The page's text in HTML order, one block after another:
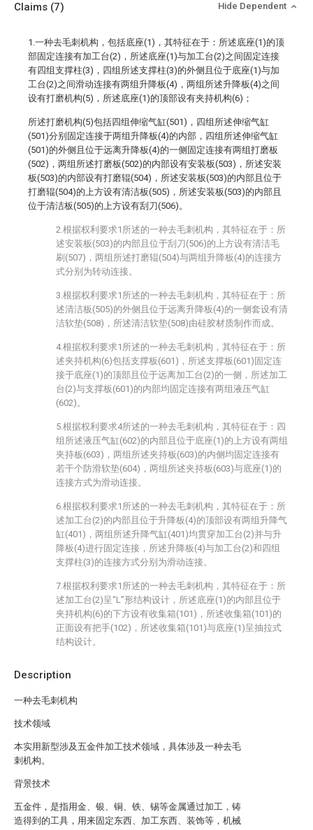
Description
一种去毛刺机构
技术领域
本实用新型涉及五金件加工技术领域，具体涉及一种去毛
刺机构。
背景技术
五金件，是指用金、银、铜、铁、锡等金属通过加工，铸
造得到的工具，用来固定东西、加工东西、装饰等，机械
Claims (7) Hide Dependent
1.一种去毛刺机构，包括底座(1)，其特征在于：所述底座(1)的顶
部固定连接有加工台(2)，所述底座(1)与加工台(2)之间固定连接
有四组支撑柱(3)，四组所述支撑柱(3)的外侧且位于底座(1)与加
工台(2)之间滑动连接有两组升降板(4)，两组所述升降板(4)之间
设有打磨机构(5)，所述底座(1)的顶部设有夹持机构(6)；
所述打磨机构(5)包括四组伸缩气缸(501)，四组所述伸缩气缸
(501)分别固定连接于两组升降板(4)的内部，四组所述伸缩气缸
(501)的外侧且位于远离升降板(4)的一侧固定连接有两组打磨板
(502)，两组所述打磨板(502)的内部设有安装板(503)，所述安装
板(503)的内部设有打磨辊(504)，所述安装板(503)的内部且位于
打磨辊(504)的上方设有清洁板(505)，所述安装板(503)的内部且
位于清洁板(505)的上方设有刮刀(506)。
2.根据权利要求1所述的一种去毛刺机构，其特征在于：所
述安装板(503)的内部且位于刮刀(506)的上方设有清洁毛
刷(507)，两组所述打磨辊(504)与两组升降板(4)的连接方
式分别为转动连接。
3.根据权利要求1所述的一种去毛刺机构，其特征在于：所
述清洁板(505)的外侧且位于远离升降板(4)的一侧套设有清
洁软垫(508)，所述清洁软垫(508)由硅胶材质制作而成。
4.根据权利要求1所述的一种去毛刺机构，其特征在于：所
述夹持机构(6)包括支撑板(601)，所述支撑板(601)固定连
接于底座(1)的顶部且位于远离加工台(2)的一侧，所述加工
台(2)与支撑板(601)的内部均固定连接有两组液压气缸
(602)。
5.根据权利要求4所述的一种去毛刺机构，其特征在于：四
组所述液压气缸(602)的内部且位于底座(1)的上方设有两组
夹持板(603)，两组所述夹持板(603)的内侧均固定连接有
若干个防滑软垫(604)，两组所述夹持板(603)与底座(1)的
连接方式为滑动连接。
6.根据权利要求1所述的一种去毛刺机构，其特征在于：所
述加工台(2)的内部且位于升降板(4)的顶部设有两组升降气
缸(401)，两组所述升降气缸(401)均贯穿加工台(2)并与升
降板(4)进行固定连接，所述升降板(4)与加工台(2)和四组
支撑柱(3)的连接方式分别为滑动连接。
7.根据权利要求1所述的一种去毛刺机构，其特征在于：所
述加工台(2)呈“L”形结构设计，所述底座(1)的内部且位于
夹持机构(6)的下方设有收集箱(101)，所述收集箱(101)的
正面设有把手(102)，所述收集箱(101)与底座(1)呈抽拉式
结构设计。